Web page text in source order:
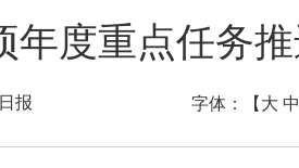
年度重点任务
报 字体：【 大 中